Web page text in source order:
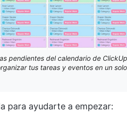
pendientes del calendario de
tus tareas y eventos en un
para ayudarte a empezar: